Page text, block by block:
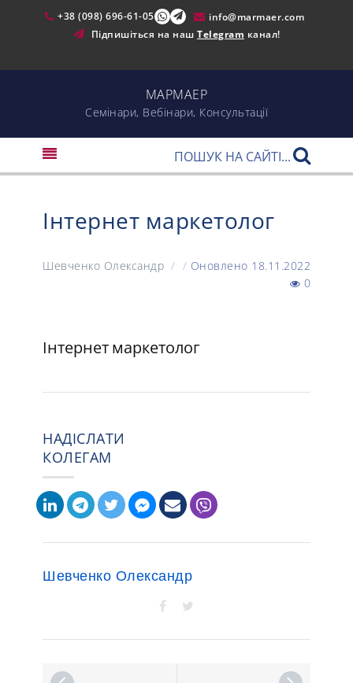
+38 (098) 696-61-05
info@marmaer.com
Підпишіться на наш Telegram канал!
МАРМАЕР
Cемінари, Вебінари, Консультації
Інтернет маркетолог
Шевченко Олександр / / Оновлено 18.11.2022
0
Інтернет маркетолог
НАДІСЛАТИ
КОЛЕГАМ
Шевченко Олександр